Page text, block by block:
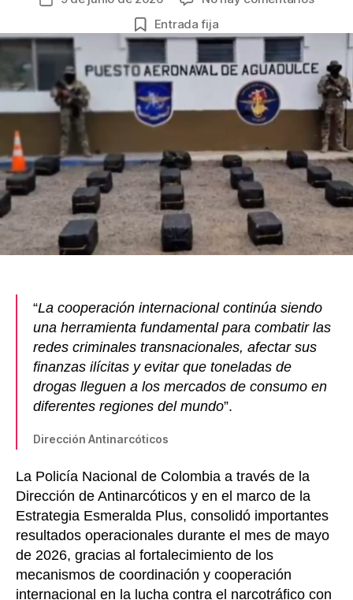
c
e
b
o
o
k
itt
er
ail er
e
st
m
p
ar
tir
la
entrada
redes
del
Entrada fija
“La cooperación internacional continúa siendo
una herramienta fundamental para combatir las
redes criminales transnacionales, afectar sus
finanzas ilícitas y evitar que toneladas de
drogas lleguen a los mercados de consumo en
diferentes regiones del mundo”.
Dirección Antinarcóticos
La Policía Nacional de Colombia a través de la
Dirección de Antinarcóticos y en el marco de la
Estrategia Esmeralda Plus, consolidó importantes
resultados operacionales durante el mes de mayo
de 2026, gracias al fortalecimiento de los
mecanismos de coordinación y cooperación
internacional en la lucha contra el narcotráfico con